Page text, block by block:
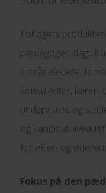
Forlagets
pædagoger,
områdeledere,
konsulenter, lærer-
undervisere og
og kandidatniveau
for efter- og
Fokus på den